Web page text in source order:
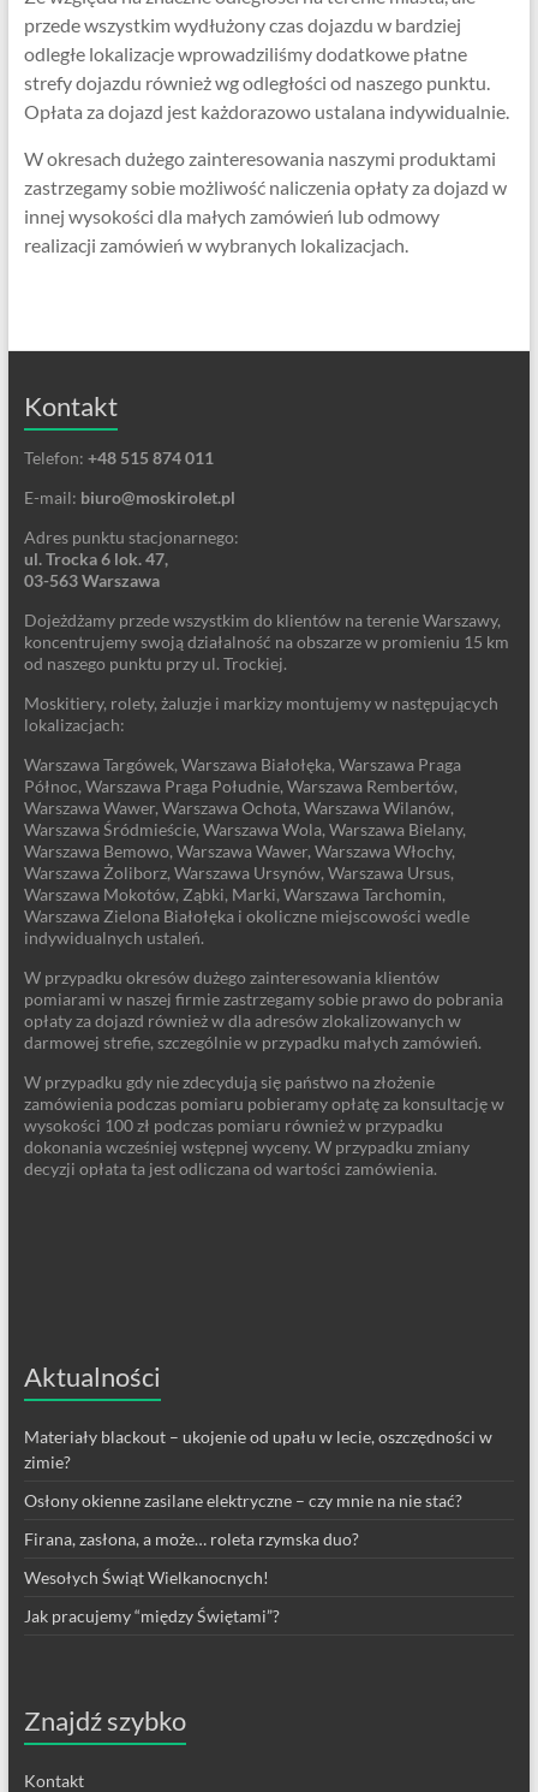
przede wszystkim wydłużony czas dojazdu w bardziej
odległe lokalizacje wprowadziliśmy dodatkowe płatne
strefy dojazdu również wg odległości od naszego punktu.
Opłata za dojazd jest każdorazowo ustalana indywidualnie.
W okresach dużego zainteresowania naszymi produktami
zastrzegamy sobie możliwość naliczenia opłaty za dojazd w
innej wysokości dla małych zamówień lub odmowy
realizacji zamówień w wybranych lokalizacjach.
Kontakt
Telefon: +48 515 874 011
E-mail: biuro@moskirolet.pl
Adres punktu stacjonarnego:
ul. Trocka 6 lok. 47,
03-563 Warszawa
Dojeżdżamy przede wszystkim do klientów na terenie Warszawy,
koncentrujemy swoją działalność na obszarze w promieniu 15 km
od naszego punktu przy ul. Trockiej.
Moskitiery, rolety, żaluzje i markizy montujemy w następujących
lokalizacjach:
Warszawa Targówek, Warszawa Białołęka, Warszawa Praga
Północ, Warszawa Praga Południe, Warszawa Rembertów,
Warszawa Wawer, Warszawa Ochota, Warszawa Wilanów,
Warszawa Śródmieście, Warszawa Wola, Warszawa Bielany,
Warszawa Bemowo, Warszawa Wawer, Warszawa Włochy,
Warszawa Żoliborz, Warszawa Ursynów, Warszawa Ursus,
Warszawa Mokotów, Ząbki, Marki, Warszawa Tarchomin,
Warszawa Zielona Białołęka i okoliczne miejscowości wedle
indywidualnych ustaleń.
W przypadku okresów dużego zainteresowania klientów
pomiarami w naszej firmie zastrzegamy sobie prawo do pobrania
opłaty za dojazd również w dla adresów zlokalizowanych w
darmowej strefie, szczególnie w przypadku małych zamówień.
W przypadku gdy nie zdecydują się państwo na złożenie
zamówienia podczas pomiaru pobieramy opłatę za konsultację w
wysokości 100 zł podczas pomiaru również w przypadku
dokonania wcześniej wstępnej wyceny. W przypadku zmiany
decyzji opłata ta jest odliczana od wartości zamówienia.
Aktualności
Materiały blackout – ukojenie od upału w lecie, oszczędności w
zimie?
Osłony okienne zasilane elektryczne – czy mnie na nie stać?
Firana, zasłona, a może… roleta rzymska duo?
Wesołych Świąt Wielkanocnych!
Jak pracujemy “między Świętami”?
Znajdź szybko
Kontakt